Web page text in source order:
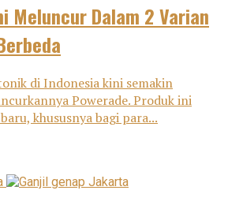
Meluncur Dalam 2 Varian
di Indonesia kini semakin
Powerade. Produk ini
khususnya bagi para...